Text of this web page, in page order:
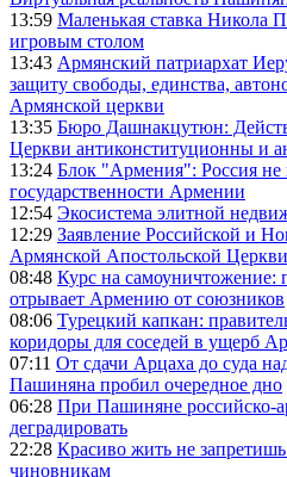
13:59 Маленькая ставка Никола
игровым столом
13:43 Армянский патриархат
защиту свободы, единства,
Армянской церкви
13:35 Бюро Дашнакцутюн:
Церкви антиконституционны и
13:24 Блок "Армения": Россия не
государственности Армении
12:54 Экосистема элитной
12:29 Заявление Российской и
Армянской Апостольской Церкви
08:48 Курс на самоуничтожение:
отрывает Армению от союзников
08:06 Турецкий капкан:
коридоры для соседей в ущерб
07:11 От сдачи Арцаха до суда
Пашиняна пробил очередное дно
06:28 При Пашиняне российско-
деградировать
22:28 Красиво жить не
чиновникам